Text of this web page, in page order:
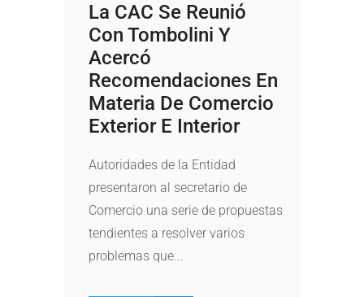
La CAC Se Reunió
Con Tombolini Y
Acercó
Recomendaciones En
Materia De Comercio
Exterior E Interior
Autoridades de la Entidad
presentaron al secretario de
Comercio una serie de propuestas
tendientes a resolver varios
problemas que...